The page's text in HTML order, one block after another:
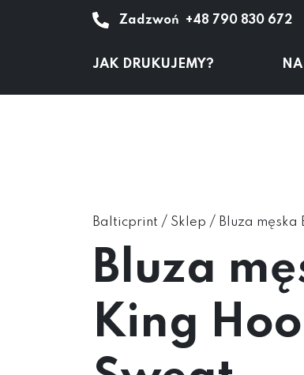
Zadzwoń +48 790 830 672
JAK DRUKUJEMY?
Balticprint / Sklep / Bluza
Bluza
King